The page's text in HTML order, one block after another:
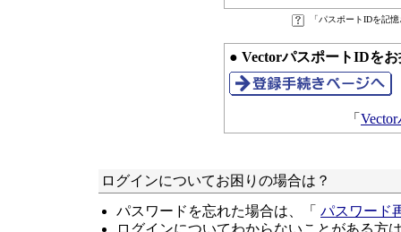
「パスポートIDを記
● VectorパスポートIDを
「
ログインについてお困りの場合は？
パスワードを忘れた場合は、「 パスワード
ログインについてわからないことがある方